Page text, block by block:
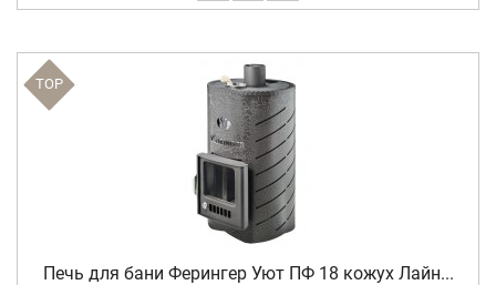
TOP
Печь для бани Ферингер Уют ПФ 18 кожух Лайн...